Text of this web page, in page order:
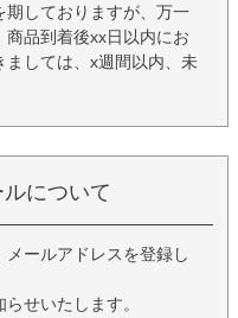
しておりますが、万一
品到着後xx日以内にお
しては、x週間以内、未
について
ールアドレスを登録し
せいたします。